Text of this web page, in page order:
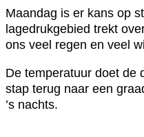
Maandag is er kans op
lagedrukgebied trekt
ons veel regen en veel
De temperatuur doet de
stap terug naar een
’s nachts.